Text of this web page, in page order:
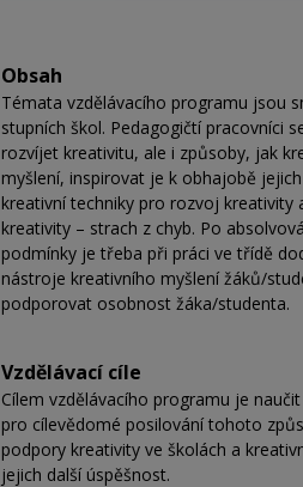
Obsah
Témata vzdělávacího programu jsou
stupních škol. Pedagogičtí pracovníci
rozvíjet kreativitu, ale i způsoby, jak
myšlení, inspirovat je k obhajobě
kreativní techniky pro rozvoj
kreativity – strach z chyb. Po
podmínky je třeba při práci ve třídě
nástroje kreativního myšlení žáků/
podporovat osobnost žáka/studenta.
Vzdělávací cíle
Cílem vzdělávacího programu je
pro cílevědomé posilování tohoto
podpory kreativity ve školách a
jejich další úspěšnost.